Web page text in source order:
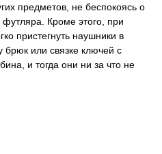
предметов, не беспокоясь о
Кроме этого, при
пристегнуть наушники в
брюк или связке ключей с
и тогда они ни за что не